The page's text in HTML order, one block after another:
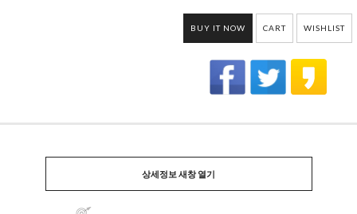
BUY IT NOW CART WISHLIST
상세정보 새창 열기